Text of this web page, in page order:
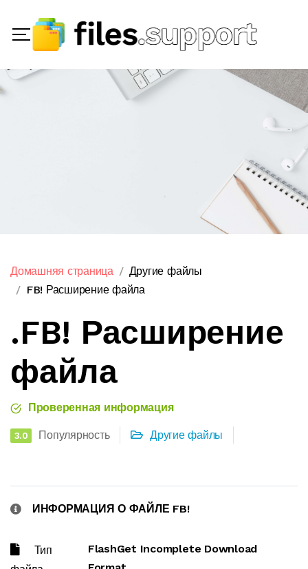
Домашняя страница
Другие файлы
FB! Расширение файла
.FB! Расширение
файла
Проверенная информация
3.0 Популярность Другие файлы
ИНФОРМАЦИЯ О ФАЙЛЕ FB!
Тип
FlashGet Incomplete Download